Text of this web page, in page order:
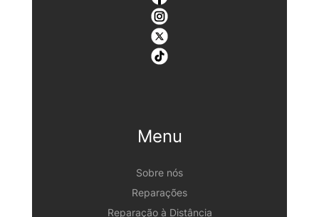
Menu
Sobre nós
Reparações
Reparação à Distância